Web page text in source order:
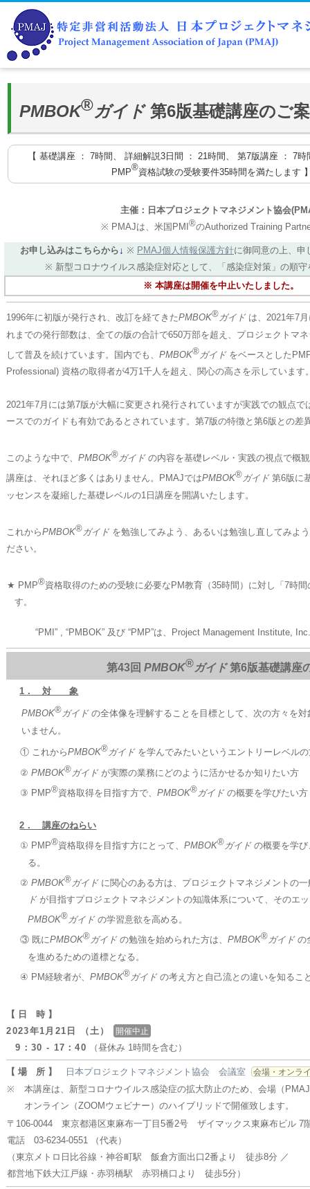
PMBOK®ガイド第6版基礎講座のご
【 基礎講座 ： 7時間、 詳細解説3日間 ： 21時間、 第7版講座 ： 7
PMP
®
資格試験の受験要件35時間を満たします
主催：日本プロジェクトマネジメント協会
※ PMAJは、米国PMI®のAuthorized Training
お申し込みはこちらから↓ ※ PMAJ個人情報保護方針に御同意の上、申
※ 新型コロナウイルス感染症対応として、「感染症対策」の順
※ 本講座は開催を中止いたしました。
1996年に初版が発行され、改訂を経てきたPMBOK®ガイドは、2021年7
れまでの発行部数は、全ての版の合計で650万部を超え、プロジェクトマ
して普及を続けています。国内でも、PMBOK® ガイドをベースとした
Professional) 資格の取得者が4万1千人を超え、関心の高さを示しています
2021年7月には第7版が大幅に変更され発行されていますが実践での観点
ースでのガイドも有効であるとされています。第7版の特徴と第6版との差
このような中で、PMBOK®ガイドの内容を基礎レベル・実践の視点で概
講座は、それほど多くはありません。PMAJではPMBOK®ガイド第6版に
ッセンスを凝縮した基礎レベルの1日講座を開講いたします。
これからPMBOK® ガイドを勉強してみよう、あるいは勉強し直してみよ
ださい。
★ PMP®資格取得のための受験に必要なPM教育（35時間）に対し「7時
す。
“PMI” , “PMBOK” 及び “PMP”は、Project Management Institute,
第43回PMBOK®ガイド第6版基礎講座
1． 対 象
PMBOK®ガイドの全体像を理解することを目標として、次の方々を
いません。
① これからPMBOK®ガイドを学んでみたいというエントリーレベル
②PMBOK® ガイドが実際の業務にどのように活かせるか知りたい方
③ PMP®資格取得を目指す方で、PMBOK®ガイドの概要を学びたい方
2． 講座のねらい
① PMP®資格取得を目指す方にとって、PMBOK®ガイドの概要を学び
る。
②PMBOK® ガイドに関心のある方は、プロジェクトマネジメントの
ドが目指すプロジェクトマネジメントの知識体系について、そのエ
PMBOK®ガイドの学習意欲を高める。
③ 既にPMBOK®ガイドの勉強を始められた方は、PMBOK®ガイドの
を進めるための道標となる。
④ PM経験者が、PMBOK® ガイドの考え方と自己流との違いを知るこ
【 日 時 】
2023年1月21日 （土）
開催中止
9：30 - 17：40 （昼休み 1時間を含む）
【 場 所 】 日本プロジェクトマネジメント協会 会議室 会場・オンラ
※
本講座は、新型コロナウイルス感染症の拡大防止のため、会場（
オンライン（ZOOMウェビナー）のハイブリッドで開催致します。
〒106-0044 東京都港区東麻布一丁目5番2号 ザイマックス東麻布ビル 7
電話 03-6234-0551 （代表）
（東京メトロ日比谷線・神谷町駅 飯倉方面出口2番より 徒歩8分 ／
都営地下鉄大江戸線・赤羽橋駅 赤羽橋口より 徒歩5分）